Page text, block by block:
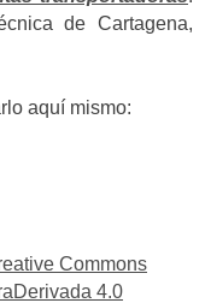
de Cartagena,
aquí mismo:
Commons
4.0